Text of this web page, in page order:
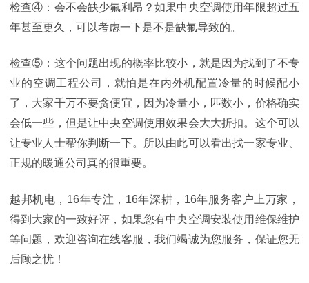
检查④：会不会缺少氟利昂？如果中央空调使用年限超过五
年甚至更久，可以考虑一下是不是缺氟导致的。
检查⑤：这个问题出现的概率比较小，就是因为找到了不专
业的空调工程公司，就怕是在内外机配置冷量的时候配小
了，大家千万不要贪便宜，因为冷量小，匹数小，价格确实
会低一些，但是让中央空调使用效果会大大折扣。这个可以
让专业人士帮你判断一下。所以由此可以看出找一家专业、
正规的暖通公司真的很重要。
越邦机电，16年专注，16年深耕，16年服务客户上万家，
得到大家的一致好评，如果您有中央空调安装使用维保维护
等问题，欢迎咨询在线客服，我们竭诚为您服务，保证您无
后顾之忧！